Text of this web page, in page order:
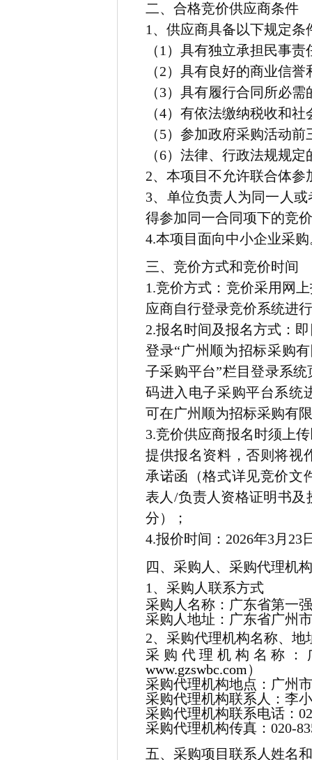
二、合格竞价供应商条件
1、供应商具备以下规定条
（1）具有独立承担民事责
（2）具有良好的商业信
（3）具有履行合同所必
（4）有依法缴纳税收和
（5）参加政府采购活动
（6）法律、行政法规规
2、本项目不允许联合体
3、单位负责人为同一人
得参加同一合同项下的竞
4.本项目面向中小企业采
三、竞价方式和竞价时间
1.竞价方式：竞价采用网
应商自行登录竞价系统进
2.报名时间及报名方式：
登录“广州顺为招标采购
子采购平台”栏目登录系统
码进入 电子采购平台系统
可在广州顺为招标采购有
3.竞价供应商报名时须上
提供报名资料，否则将视
承诺函（格式详见竞价
表人/负责人资格证明书
分）；
4.报价时间：2026年3月23
四、采购人、采购代理机
1、采购人联系方式
采购人名称：广东省第一
采购人地址：广东省广州
2、采购代理机构名称、地
采购代理机构名称：
www.gzswbc.com ）
采购代理机构地点：广州
采购代理机构联系人
采购代理机构联系电话：
采购代理机构传真：020-
五、采购项目联系人姓名